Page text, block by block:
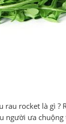
rocket là gì ?
người ưa